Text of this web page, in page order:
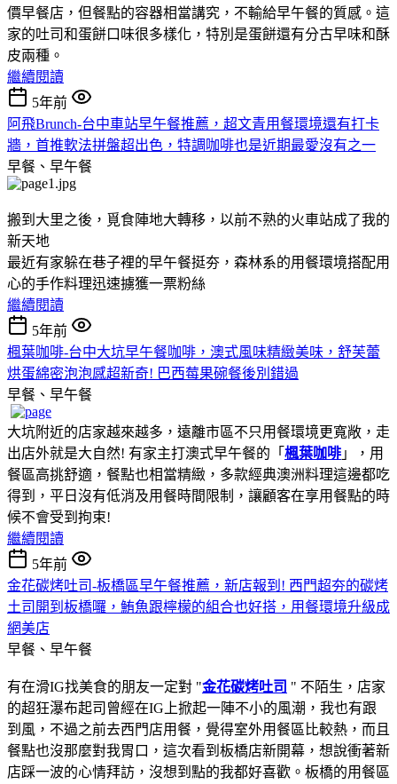
價早餐店，但餐點的容器相當講究，不輸給早午餐的質感。這
家的吐司和蛋餅口味很多樣化，特別是蛋餅還有分古早味和酥
皮兩種。
繼續閱讀
5年前
阿飛Brunch-台中車站早午餐推薦，超文青用餐環境還有打卡
牆，首推軟法拼盤超出色，特調咖啡也是近期最愛沒有之一
早餐、早午餐
搬到大里之後，覓食陣地大轉移，以前不熟的火車站成了我的
新天地
最近有家躲在巷子裡的早午餐挺夯，森林系的用餐環境搭配用
心的手作料理迅速擄獲一票粉絲
繼續閱讀
5年前
楓葉咖啡-台中大坑早午餐咖啡，澳式風味精緻美味，舒芙蕾
烘蛋綿密泡泡感超新奇! 巴西莓果碗餐後別錯過
早餐、早午餐
大坑附近的店家越來越多，遠離市區不只用餐環境更寬敞，走
出店外就是大自然! 有家主打澳式早午餐的「 楓葉咖啡 」，用
餐區高挑舒適，餐點也相當精緻，多款經典澳洲料理這邊都吃
得到，平日沒有低消及用餐時間限制，讓顧客在享用餐點的時
候不會受到拘束!
繼續閱讀
5年前
金花碳烤吐司-板橋區早午餐推薦，新店報到! 西門超夯的碳烤
土司開到板橋囉，鮪魚跟檸檬的組合也好搭，用餐環境升級成
網美店
早餐、早午餐
有在滑IG找美食的朋友一定對 "金花碳烤吐司 " 不陌生，店家
的超狂瀑布起司曾經在IG上掀起一陣不小的風潮，我也有跟
到風，不過之前去西門店用餐，覺得室外用餐區比較熱，而且
餐點也沒那麼對我胃口，這次看到板橋店新開幕，想說衝著新
店踩一波的心情拜訪，沒想到點的我都好喜歡。板橋的用餐區